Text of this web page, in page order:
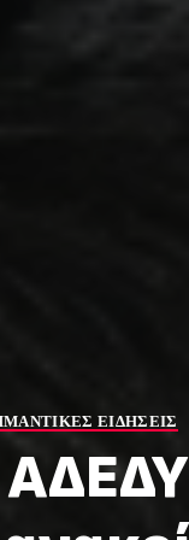
ΕΙΔΗΣΕΙΣ